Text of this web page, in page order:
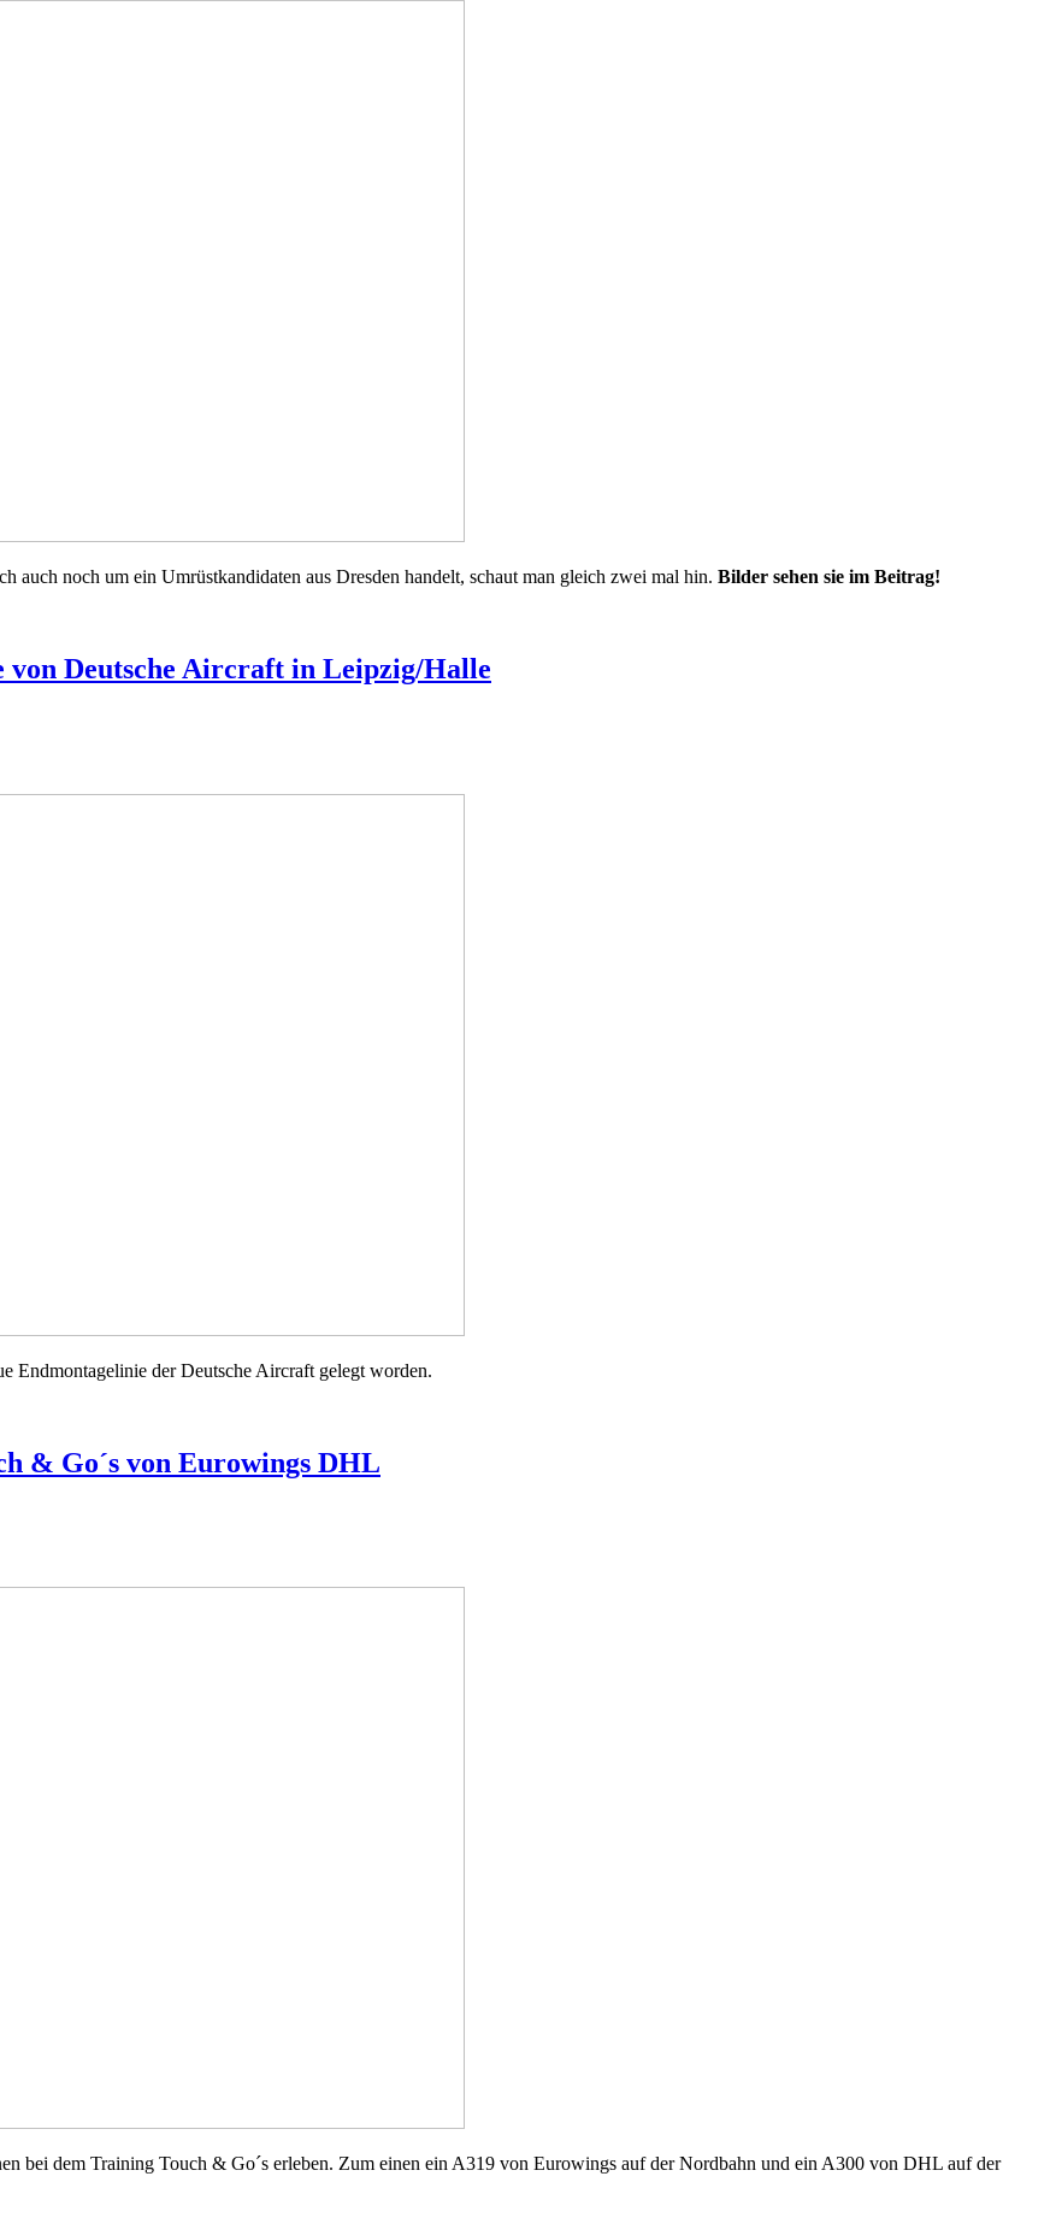
auch noch um ein Umrüstkandidaten aus Dresden handelt, schaut man gleich zwei mal hin. Bilder sehen sie im Beitrag!
von Deutsche Aircraft in Leipzig/Halle
Endmontagelinie der Deutsche Aircraft gelegt worden.
& Go´s von Eurowings DHL
bei dem Training Touch & Go´s erleben. Zum einen ein A319 von Eurowings auf der Nordbahn und ein A300 von DHL auf der